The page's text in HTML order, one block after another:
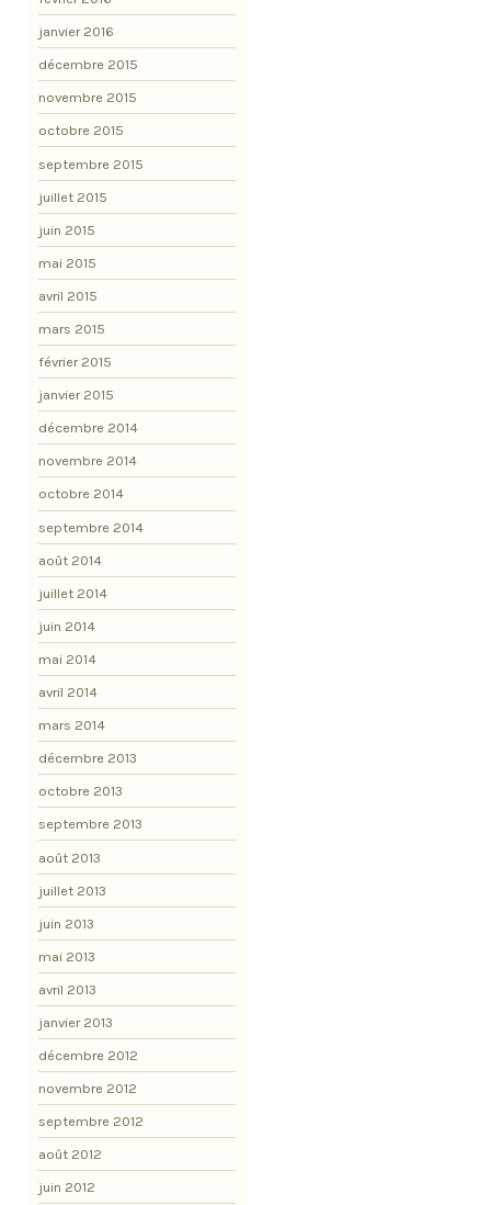
janvier 2016
décembre 2015
novembre 2015
octobre 2015
septembre 2015
juillet 2015
juin 2015
mai 2015
avril 2015
mars 2015
février 2015
janvier 2015
décembre 2014
novembre 2014
octobre 2014
septembre 2014
août 2014
juillet 2014
juin 2014
mai 2014
avril 2014
mars 2014
décembre 2013
octobre 2013
septembre 2013
août 2013
juillet 2013
juin 2013
mai 2013
avril 2013
janvier 2013
décembre 2012
novembre 2012
septembre 2012
août 2012
juin 2012